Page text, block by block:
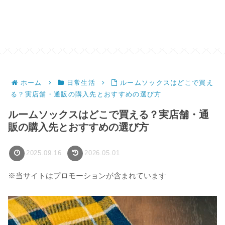
ホーム 日常生活
ルームソックスはどこで買え
る？実店舗・通販の購入先とおすすめの選び方
ルームソックスはどこで買える？実店舗・通
販の購入先とおすすめの選び方
2025.09.16 2026.05.01
※当サイトはプロモーションが含まれています